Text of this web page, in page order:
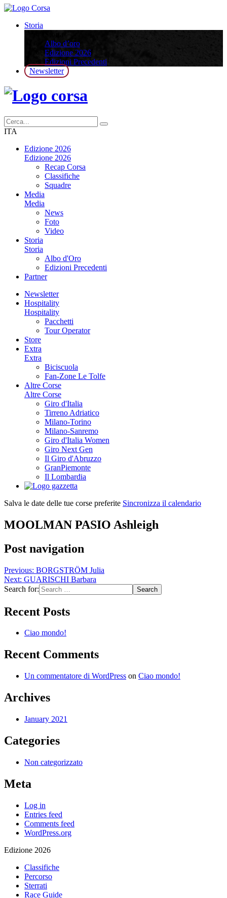
Storia
Albo d’oro
Edizione 2026
Edizioni Precedenti
Newsletter
ITA
Edizione 2026
Edizione 2026
Recap Corsa
Classifiche
Squadre
Media
Media
News
Foto
Video
Storia
Storia
Albo d'Oro
Edizioni Precedenti
Partner
Newsletter
Hospitality
Hospitality
Pacchetti
Tour Operator
Store
Extra
Extra
Biciscuola
Fan-Zone Le Tolfe
Altre Corse
Altre Corse
Giro d'Italia
Tirreno Adriatico
Milano-Torino
Milano-Sanremo
Giro d'Italia Women
Giro Next Gen
Il Giro d'Abruzzo
GranPiemonte
Il Lombardia
Salva le date delle tue corse preferite Sincronizza il calendario
MOOLMAN PASIO Ashleigh
Post navigation
Previous: BORGSTRÖM Julia
Next: GUARISCHI Barbara
Search for:
Recent Posts
Ciao mondo!
Recent Comments
Un commentatore di WordPress on Ciao mondo!
Archives
January 2021
Categories
Non categorizzato
Meta
Log in
Entries feed
Comments feed
WordPress.org
Edizione 2026
Classifiche
Percorso
Sterrati
Race Guide